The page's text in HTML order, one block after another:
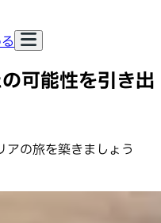
可能性を引き出
アの旅を築きましょう